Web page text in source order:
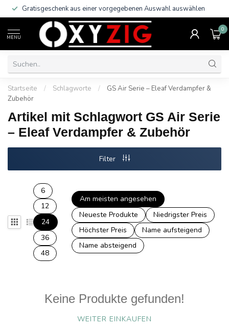
Gratisgeschenk aus einer vorgegebenen Auswahl auswählen
MENU
0
Startseite / Schlagworte /
GS Air Serie – Eleaf Verdampfer &
Zubehör
Artikel mit Schlagwort GS Air Serie
– Eleaf Verdampfer & Zubehör
Filter
6
12
24
36
48
Am meisten angesehen
Neueste Produkte
Niedrigster Preis
Höchster Preis
Name aufsteigend
Name absteigend
Keine Produkte gefunden!
WEITER EINKAUFEN